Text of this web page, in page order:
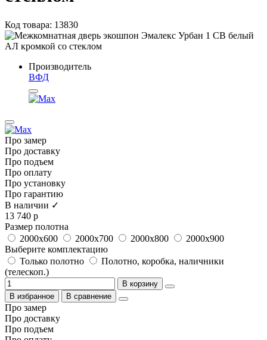
Код товара: 13830
Производитель
ВФД
Про замер
Про доставку
Про подъем
Про оплату
Про установку
Про гарантию
В наличии ✓
13 740 р
Размер полотна
2000x600
2000x700 2000x800
2000x900
Выберите комплектацию
Только полотно
Полотно, коробка, наличники
(телескоп.)
В корзину
В избранное
В сравнение
Про замер
Про доставку
Про подъем